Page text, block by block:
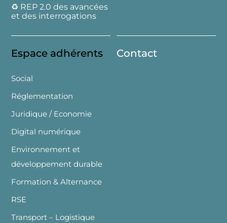
♻️ REP 2.0 des avancées
et des interrogations
Espace adhérents
Social
Réglementation
Juridique / Economie
Digital numérique
Environnement et
développement durable
Formation & Alternance
RSE
Transport – Logistique
Contact